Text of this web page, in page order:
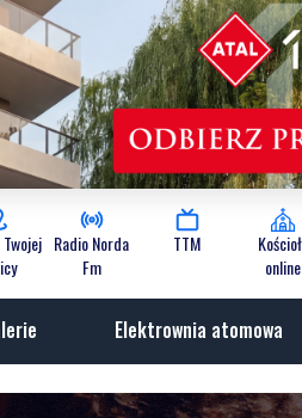
Radio Norda
Fm
TTM
online
Elektrownia atomowa